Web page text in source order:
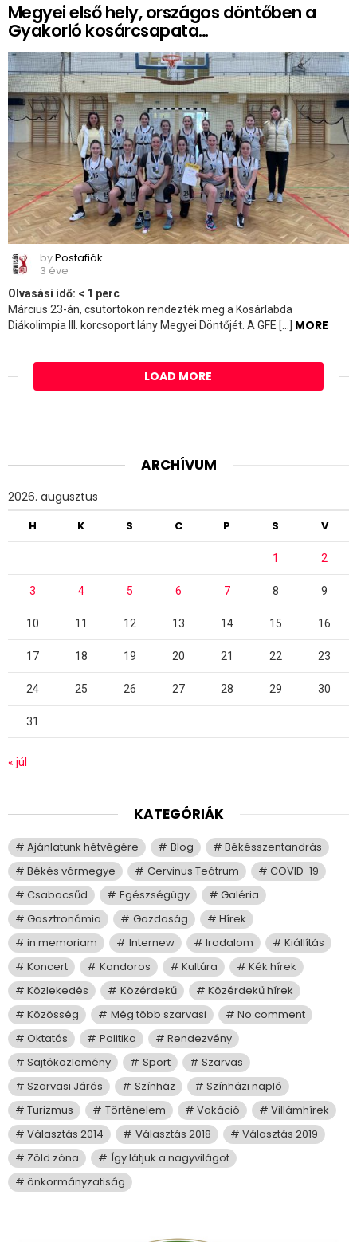
Megyei első hely, országos döntőben a
Gyakorló kosárcsapata…
byPostafiók
3 éve
Olvasási idő: < 1 perc
Március 23-án, csütörtökön rendezték meg a Kosárlabda
Diákolimpia III. korcsoport lány Megyei Döntőjét. A GFE […] MORE
LOAD MORE
ARCHÍVUM
2026. augusztus
H K S C P S V
1 2
3 4 5 6 7 8 9
10 11 12 13 14 15 16
17 18 19 20 21 22 23
24 25 26 27 28 29 30
31
« júl
KATEGÓRIÁK
Ajánlatunk hétvégére Blog
Békésszentandrás
Békés vármegye
Cervinus Teátrum
COVID-19
Csabacsűd
Egészségügy
Galéria
Gasztronómia
Gazdaság
Hírek
in memoriam
Internew Irodalom
Kiállítás
Koncert
Kondoros Kultúra
Kék hírek
Közlekedés
Közérdekű
Közérdekű hírek
Közösség
Még több szarvasi
No comment
Oktatás
Politika
Rendezvény
Sajtóközlemény
Sport
Szarvas
Szarvasi Járás
Színház
Színházi napló
Turizmus
Történelem Vakáció
Villámhírek
Választás 2014
Választás 2018
Választás 2019
Zöld zóna
Így látjuk a nagyvilágot
önkormányzatiság